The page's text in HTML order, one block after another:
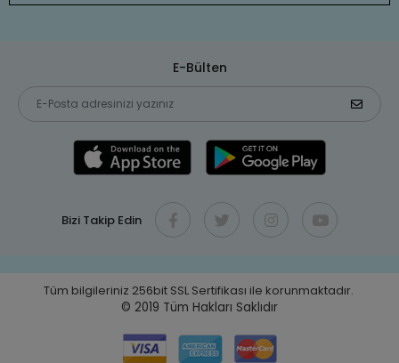
E-Bülten
Bizi Takip Edin
Tüm bilgileriniz 256bit SSL Sertifikası ile korunmaktadır.
© 2019 Tüm Hakları Saklıdır